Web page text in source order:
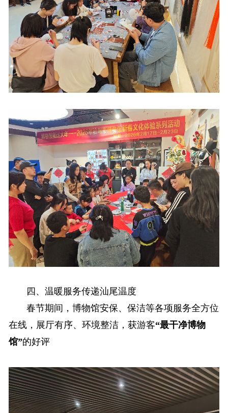
四、温暖服务传递汕尾温度
春节期间，博物馆安保、保洁等各项服务全方位
在线，展厅有序、环境整洁，获游客“最干净博物
馆”的好评